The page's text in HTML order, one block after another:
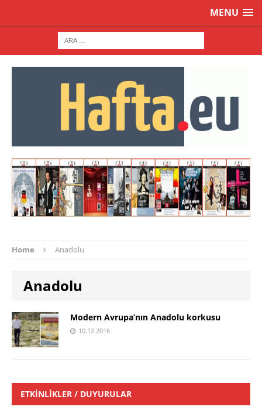
MENU
Home Anadolu
Anadolu
Modern Avrupa’nın Anadolu korkusu
10.12.2016
ETKINLIKLER / DUYURULAR